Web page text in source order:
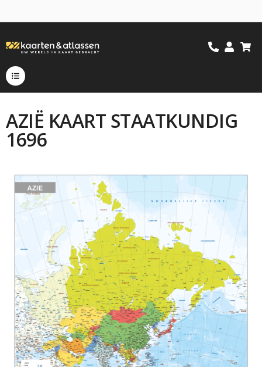
AZIË KAART STAATKUNDIG
1696